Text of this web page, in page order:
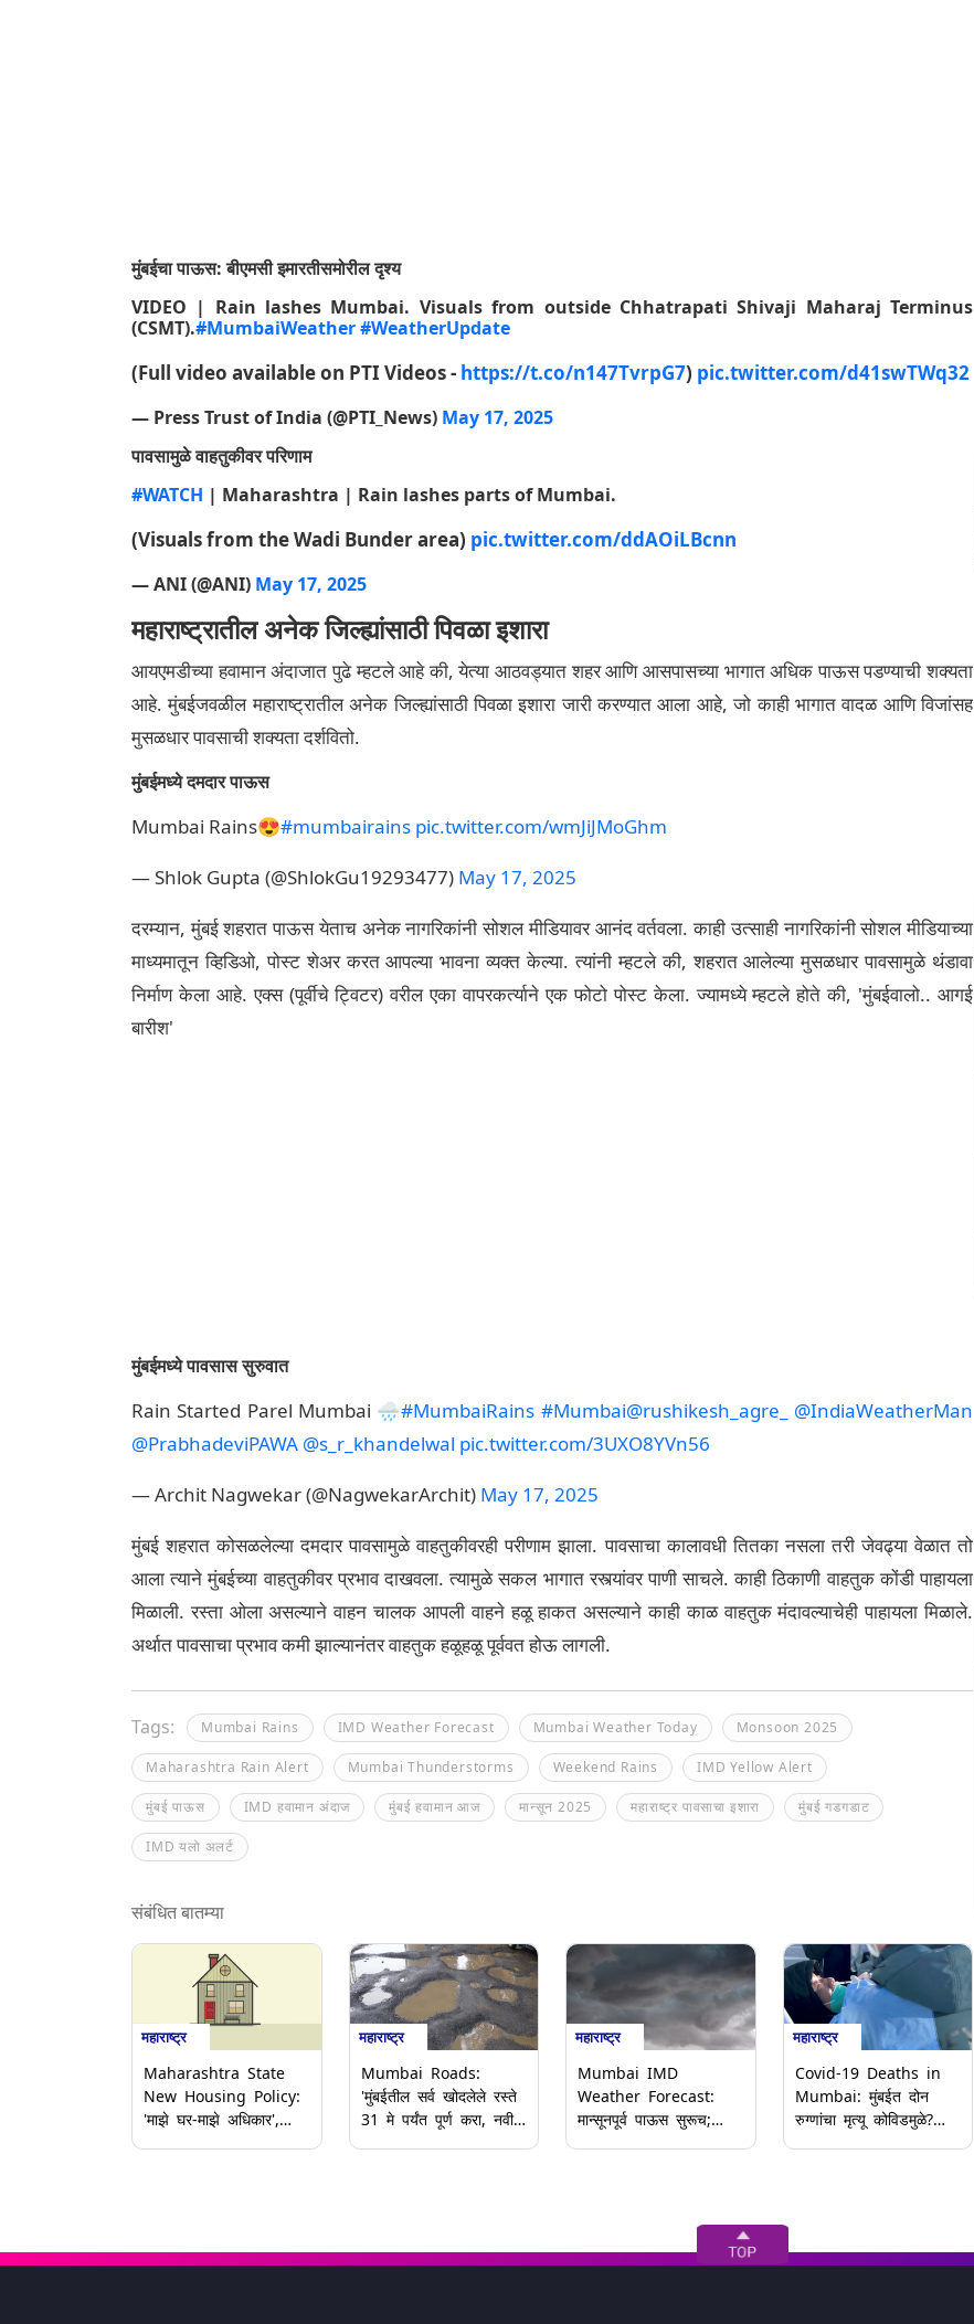
मुंबईचा पाऊस: बीएमसी इमारतीसमोरील दृश्य
VIDEO | Rain lashes Mumbai. Visuals from outside Chhatrapati Shivaji Maharaj Terminus
(CSMT).#MumbaiWeather#WeatherUpdate
(Full video available on PTI Videos - https://t.co/n147TvrpG7) pic.twitter.com/d41swTWq32
— Press Trust of India (@PTI_News) May 17, 2025
पावसामुळे वाहतुकीवर परिणाम
#WATCH | Maharashtra | Rain lashes parts of Mumbai.
(Visuals from the Wadi Bunder area) pic.twitter.com/ddAOiLBcnn
— ANI (@ANI) May 17, 2025
महाराष्ट्रातील अनेक जिल्ह्यांसाठी पिवळा इशारा
आयएमडीच्या हवामान अंदाजात पुढे म्हटले आहे की, येत्या आठवड्यात शहर आणि आसपासच्या भागात अधिक पाऊस पडण्याची शक्यता
आहे. मुंबईजवळील महाराष्ट्रातील अनेक जिल्ह्यांसाठी पिवळा इशारा जारी करण्यात आला आहे, जो काही भागात वादळ आणि विजांसह
मुसळधार पावसाची शक्यता दर्शवितो.
मुंबईमध्ये दमदार पाऊस
Mumbai Rains😍#mumbairains pic.twitter.com/wmJiJMoGhm
— Shlok Gupta (@ShlokGu19293477) May 17, 2025
दरम्यान, मुंबई शहरात पाऊस येताच अनेक नागरिकांनी सोशल मीडियावर आनंद वर्तवला. काही उत्साही नागरिकांनी सोशल मीडियाच्या
माध्यमातून व्हिडिओ, पोस्ट शेअर करत आपल्या भावना व्यक्त केल्या. त्यांनी म्हटले की, शहरात आलेल्या मुसळधार पावसामुळे थंडावा
निर्माण केला आहे. एक्स (पूर्वीचे ट्विटर) वरील एका वापरकर्त्याने एक फोटो पोस्ट केला. ज्यामध्ये म्हटले होते की, 'मुंबईवालो.. आगई
बारीश'
मुंबईमध्ये पावसास सुरुवात
Rain Started Parel Mumbai 🌧️#MumbaiRains #Mumbai@rushikesh_agre_
@IndiaWeatherMan
@PrabhadeviPAWA @s_r_khandelwal pic.twitter.com/3UXO8YVn56
— Archit Nagwekar (@NagwekarArchit) May 17, 2025
मुंबई शहरात कोसळलेल्या दमदार पावसामुळे वाहतुकीवरही परीणाम झाला. पावसाचा कालावधी तितका नसला तरी जेवढ्या वेळात तो
आला त्याने मुंबईच्या वाहतुकीवर प्रभाव दाखवला. त्यामुळे सकल भागात रस्त्यांवर पाणी साचले. काही ठिकाणी वाहतुक कोंडी पाहायला
मिळाली. रस्ता ओला असल्याने वाहन चालक आपली वाहने हळू हाकत असल्याने काही काळ वाहतुक मंदावल्याचेही पाहायला मिळाले.
अर्थात पावसाचा प्रभाव कमी झाल्यानंतर वाहतुक हळूहळू पूर्ववत होऊ लागली.
Tags: Mumbai Rains IMD Weather Forecast Mumbai Weather Today Monsoon 2025
Maharashtra Rain Alert Mumbai Thunderstorms Weekend Rains IMD Yellow Alert
मुंबई पाऊस IMD हवामान अंदाज मुंबई हवामान आज मान्सून 2025 महाराष्ट्र पावसाचा इशारा मुंबई गडगडाट
IMD यलो अलर्ट
संबंधित बातम्या
महाराष्ट्र
Maharashtra State
New Housing Policy:
'माझे घर-माझे अधिकार',
महाराष्ट्र
Mumbai Roads:
'मुंबईतील सर्व खोदलेले रस्ते
31 मे पर्यंत पूर्ण करा, नवीन
महाराष्ट्र
Mumbai IMD
Weather Forecast:
मान्सूनपूर्व पाऊस सुरूच;
महाराष्ट्र
Covid-19 Deaths in
Mumbai: मुंबईत दोन
रुग्णांचा मृत्यू कोविडमुळे?